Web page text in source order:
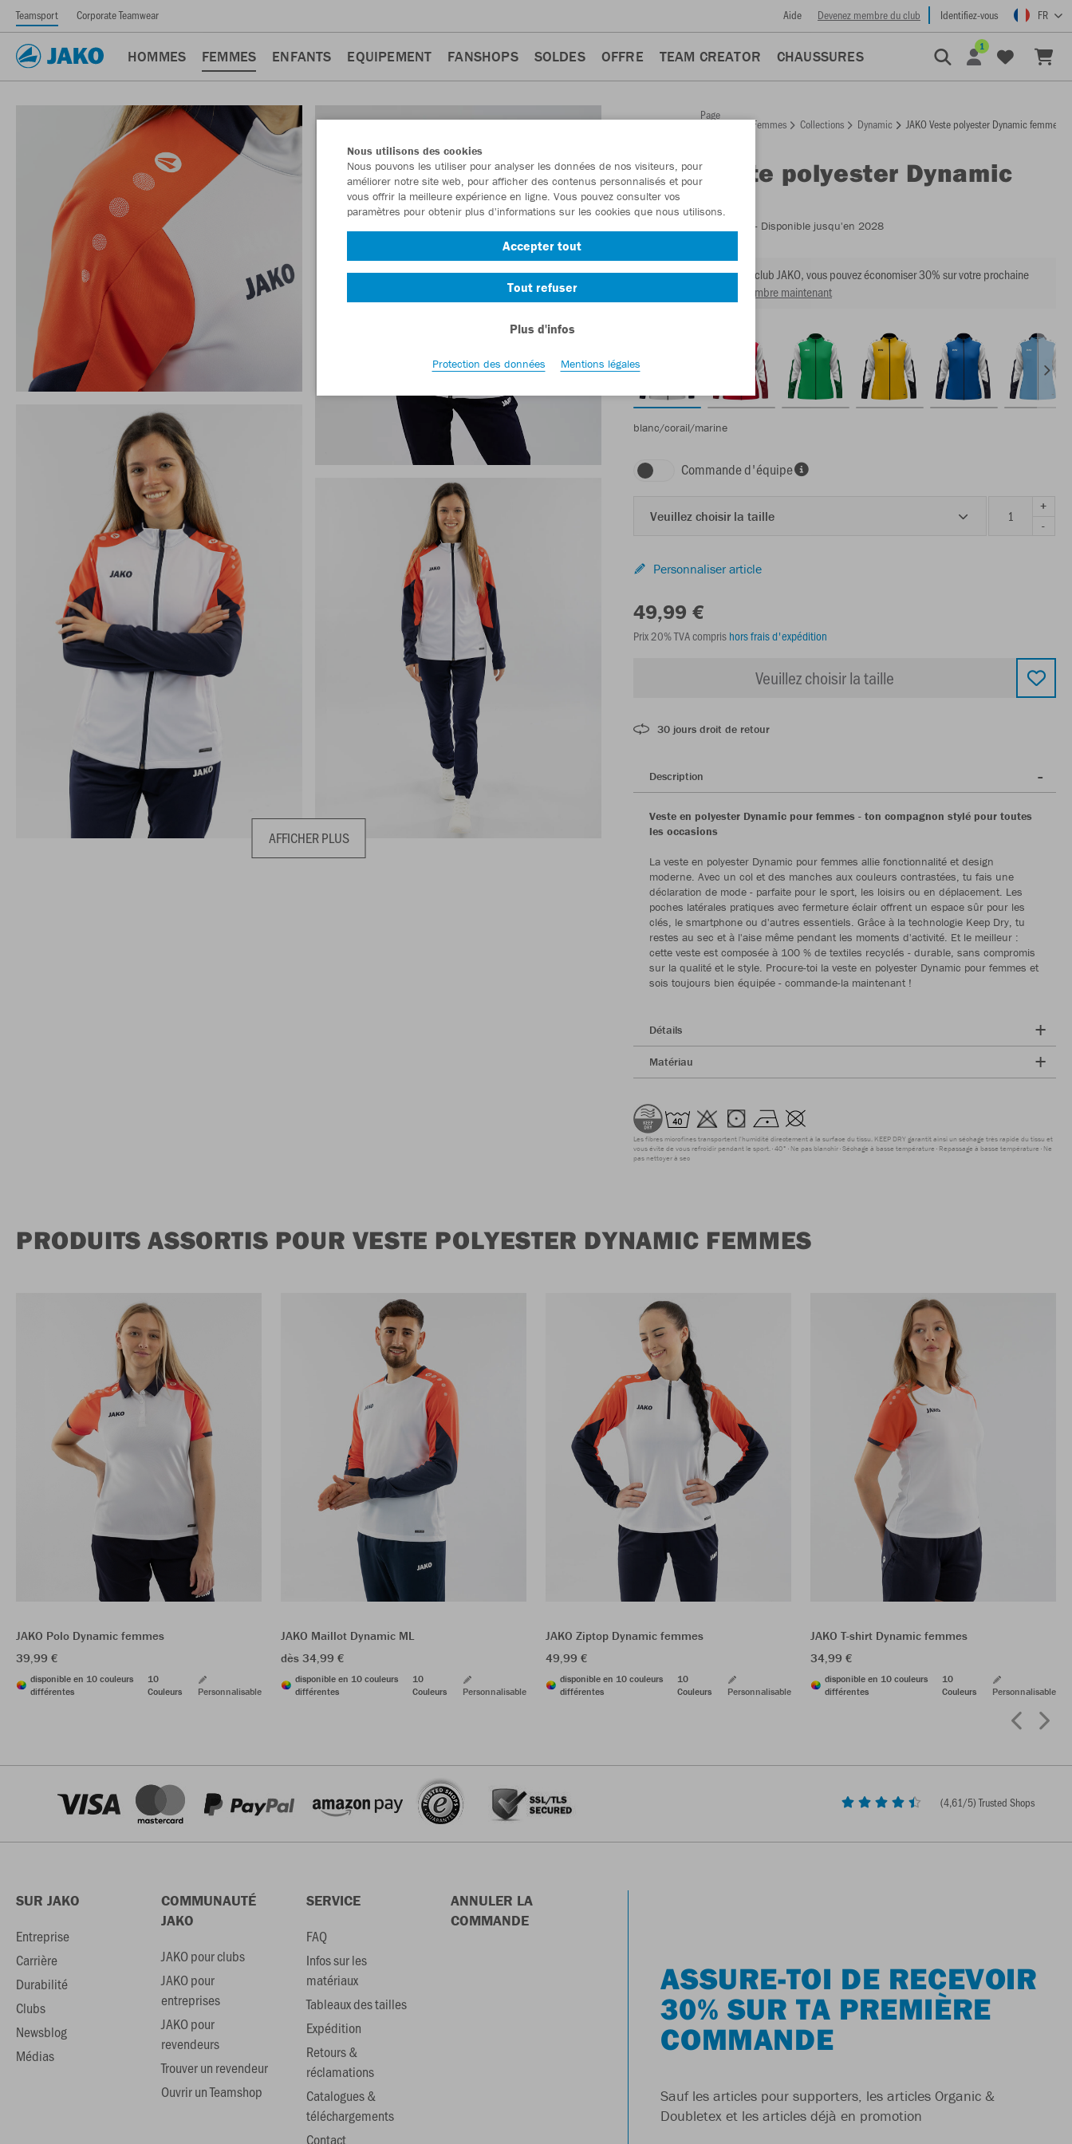
Teamsport Corporate Teamwear Aide Devenez membre du club Identifiez-vous FR
HOMMES FEMMES ENFANTS EQUIPEMENT FANSHOPS SOLDES OFFRE TEAM CREATOR CHAUSSURES
1
AFFICHER PLUS
Retour
Page
Femmes Collections Dynamic JAKO Veste polyester Dynamic femmes
JAKO Veste polyester Dynamic
femmes
- Disponible jusqu'en 2028
En tant que membre du club JAKO, vous pouvez économiser 30% sur votre prochaine
Devenir membre maintenant
blanc/corail/marine
Commande d'équipe
Veuillez choisir la taille
+
-
Personnaliser article
49,99 €
Prix 20% TVA compris hors frais d'expédition
Veuillez choisir la taille
30 jours droit de retour
Description
Veste en polyester Dynamic pour femmes - ton compagnon stylé pour toutes
les occasions
La veste en polyester Dynamic pour femmes allie fonctionnalité et design
moderne. Avec un col et des manches aux couleurs contrastées, tu fais une
déclaration de mode - parfaite pour le sport, les loisirs ou en déplacement. Les
poches latérales pratiques avec fermeture éclair offrent un espace sûr pour les
clés, le smartphone ou d'autres essentiels. Grâce à la technologie Keep Dry, tu
restes au sec et à l'aise même pendant les moments d'activité. Et le meilleur :
cette veste est composée à 100 % de textiles recyclés - durable, sans compromis
sur la qualité et le style. Procure-toi la veste en polyester Dynamic pour femmes et
sois toujours bien équipée - commande-la maintenant !
Détails
Matériau
Les fibres microfines transportent l'humidité directement à la surface du tissu. KEEP DRY garantit ainsi un séchage très rapide du tissu et
vous évite de vous refroidir pendant le sport. 40° Ne pas blanchir Séchage à basse température Repassage à basse température Ne
pas nettoyer à sec
PRODUITS ASSORTIS POUR VESTE POLYESTER DYNAMIC FEMMES
JAKO Polo Dynamic femmes
39,99 €
disponible en 10 couleurs
différentes
10
Couleurs
Personnalisable
JAKO Maillot Dynamic ML
dès 34,99 €
disponible en 10 couleurs
différentes
10
Couleurs
Personnalisable
JAKO Ziptop Dynamic femmes
49,99 €
disponible en 10 couleurs
différentes
10
Couleurs
Personnalisable
JAKO T-shirt Dynamic femmes
34,99 €
disponible en 10 couleurs
différentes
10
Couleurs
Personnalisable
(4,61/5) Trusted Shops
SUR JAKO
Entreprise
Carrière
Durabilité
Clubs
Newsblog
Médias
COMMUNAUTÉ
JAKO
JAKO pour clubs
JAKO pour
entreprises
JAKO pour
revendeurs
Trouver un revendeur
Ouvrir un Teamshop
SERVICE
FAQ
Infos sur les
matériaux
Tableaux des tailles
Expédition
Retours &
réclamations
Catalogues &
téléchargements
Contact
ANNULER LA
COMMANDE
ASSURE-TOI DE RECEVOIR
30% SUR TA PREMIÈRE
COMMANDE
Sauf les articles pour supporters, les articles Organic &
Doubletex et les articles déjà en promotion
Nous utilisons des cookies
Nous pouvons les utiliser pour analyser les données de nos visiteurs, pour
améliorer notre site web, pour afficher des contenus personnalisés et pour
vous offrir la meilleure expérience en ligne. Vous pouvez consulter vos
paramètres pour obtenir plus d'informations sur les cookies que nous utilisons.
Accepter tout
Tout refuser
Plus d'infos
Protection des données Mentions légales